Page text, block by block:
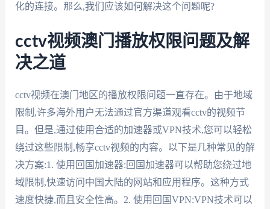
化的连接。那么,我们应该如何解决这个问题呢?
cctv视频澳门播放权限问题及解
决之道
cctv视频在澳门地区的播放权限问题一直存在。由于地域
限制,许多海外用户无法通过官方渠道观看cctv的视频节
目。但是,通过使用合适的加速器或VPN技术,您可以轻松
绕过这些限制,畅享cctv视频的内容。以下是几种常见的解
决方案:1. 使用回国加速器:回国加速器可以帮助您绕过地
域限制,快速访问中国大陆的网站和应用程序。这种方式
速度快捷,而且安全性高。2. 使用回国VPN:VPN技术可以